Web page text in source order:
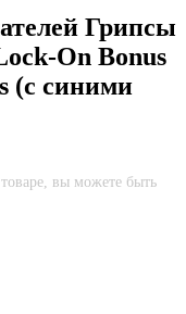
Грипсы
On Bonus
(с синими
вы можете быть